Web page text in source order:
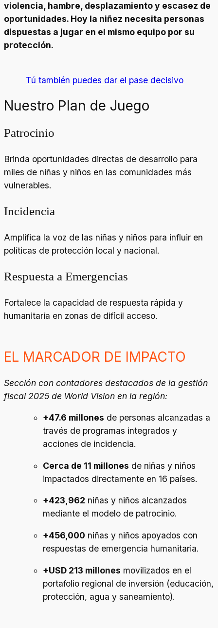
violencia, hambre, desplazamiento y escasez de
oportunidades. Hoy la niñez necesita personas
dispuestas a jugar en el mismo equipo por su
protección.
Tú también puedes dar el pase decisivo
Nuestro Plan de Juego
Patrocinio
Brinda oportunidades directas de desarrollo para
miles de niñas y niños en las comunidades más
vulnerables.
Incidencia
Amplifica la voz de las niñas y niños para influir en
políticas de protección local y nacional.
Respuesta a Emergencias
Fortalece la capacidad de respuesta rápida y
humanitaria en zonas de difícil acceso.
EL MARCADOR DE IMPACTO
Sección con contadores destacados de la gestión
fiscal 2025 de World Vision en la región:
+47.6 millones de personas alcanzadas a
través de programas integrados y
acciones de incidencia.
Cerca de 11 millones de niñas y niños
impactados directamente en 16 países.
+423,962 niñas y niños alcanzados
mediante el modelo de patrocinio.
+456,000 niñas y niños apoyados con
respuestas de emergencia humanitaria.
+USD 213 millones movilizados en el
portafolio regional de inversión (educación,
protección, agua y saneamiento).